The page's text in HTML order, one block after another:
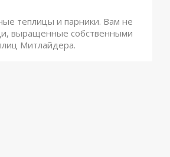
теплицы и парники. Вам не
выращенные собственными
Митлайдера.